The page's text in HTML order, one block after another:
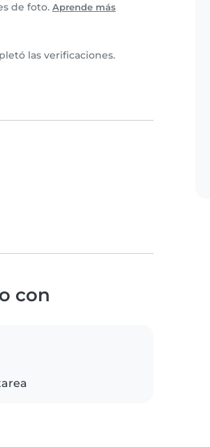
de foto. Aprende más
las verificaciones.
con